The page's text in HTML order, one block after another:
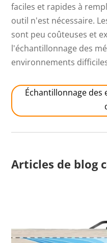
faciles et rapides à
outil n'est nécessaire.
sont peu coûteuses et
l'échantillonnage des
environnements
Échantillonnage des
Articles de blog